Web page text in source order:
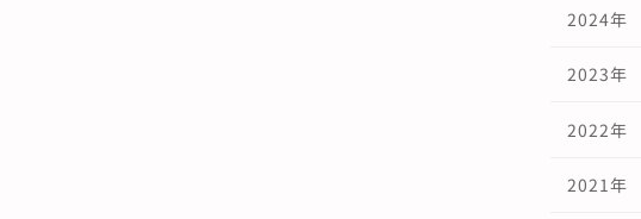
2024年
2023年
2022年
2021年